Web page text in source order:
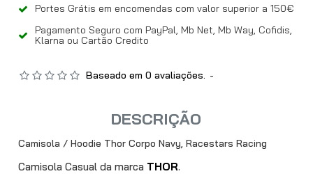
Portes Grátis em encomendas com valor superior a 150€
Pagamento Seguro com PayPal, Mb Net, Mb Way, Cofidis,
Klarna ou Cartão Credito
Baseado em 0 avaliações. -
DESCRIÇÃO
Camisola / Hoodie Thor Corpo Navy, Racestars Racing
Camisola Casual da marca THOR.